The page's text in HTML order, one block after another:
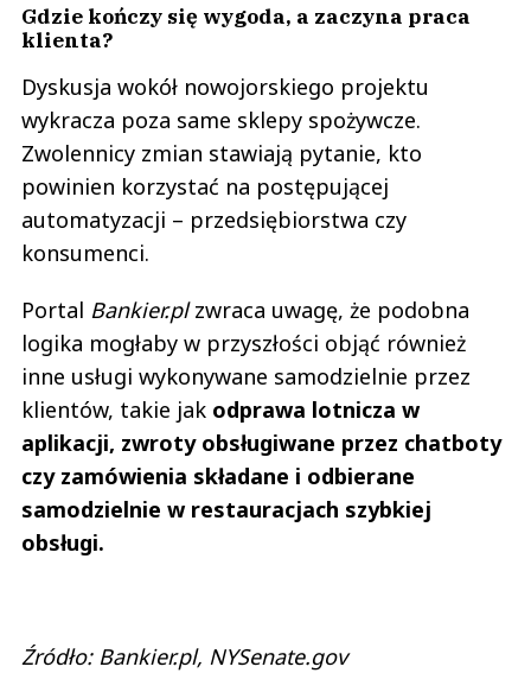
Gdzie kończy się wygoda, a zaczyna praca
klienta?
Dyskusja wokół nowojorskiego projektu
wykracza poza same sklepy spożywcze.
Zwolennicy zmian stawiają pytanie, kto
powinien korzystać na postępującej
automatyzacji – przedsiębiorstwa czy
konsumenci.
Portal Bankier.plzwraca uwagę, że podobna
logika mogłaby w przyszłości objąć również
inne usługi wykonywane samodzielnie przez
klientów, takie jak odprawa lotnicza w
aplikacji, zwroty obsługiwane przez chatboty
czy zamówienia składane i odbierane
samodzielnie w restauracjach szybkiej
obsługi.
Źródło: Bankier.pl, NYSenate.gov